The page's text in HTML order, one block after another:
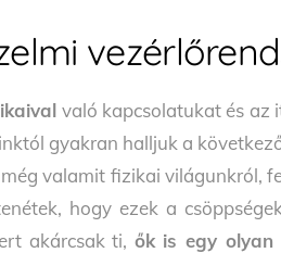
való kapcsolatukat és az
gyakran halljuk a
valamit fizikai világunkról,
hogy ezek a
akárcsak ti, ők is egy olyan